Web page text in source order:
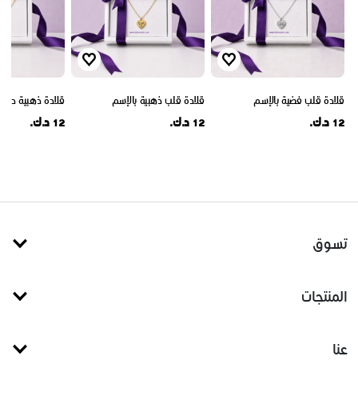
قلادة قلب فضية بالإسم
12 د.ك.
قلادة قلب ذهبية بالإسم
12 د.ك.
قلادة ذهبية
12 د.ك.
تسوق
المنتجات
عنا